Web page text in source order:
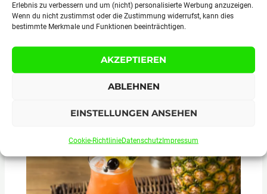
Erlebnis zu verbessern und um (nicht) personalisierte Werbung anzuzeigen.
Wenn du nicht zustimmst oder die Zustimmung widerrufst, kann dies
bestimmte Merkmale und Funktionen beeinträchtigen.
AKZEPTIEREN
ABLEHNEN
EINSTELLUNGEN ANSEHEN
Cookie-RichtlinieDatenschutzImpressum
Fuzzy Navel Rezept Cocktail selber machen